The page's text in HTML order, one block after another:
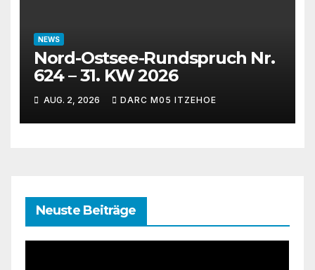
NEWS
Nord-Ostsee-Rundspruch Nr.
624 – 31. KW 2026
AUG. 2, 2026 DARC M05 ITZEHOE
Neuste Beiträge